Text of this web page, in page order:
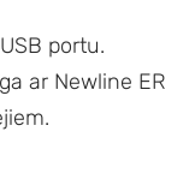
portu.
ar Newline ER